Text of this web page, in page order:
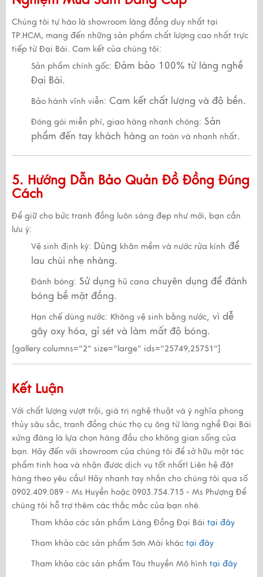
Chúng tôi tự hào là showroom làng đồng duy nhất tại
TP.HCM, mang đến những sản phẩm chất lượng cao nhất trực
tiếp từ Đại Bái. Cam kết của chúng tôi:
Sản phẩm chính gốc: Đảm bảo 100% từ làng nghề
Đại Bái.
Bảo hành vĩnh viễn: Cam kết chất lượng và độ bền.
Đóng gói miễn phí, giao hàng nhanh chóng: Sản
phẩm đến tay khách hàng an toàn và nhanh nhất.
5. Hướng Dẫn Bảo Quản Đồ Đồng Đúng
Cách
Để giữ cho bức tranh đồng luôn sáng đẹp như mới, bạn cần
lưu ý:
Vệ sinh định kỳ: Dùng khăn mềm và nước rửa kính để
lau chùi nhẹ nhàng.
Đánh bóng: Sử dụng hũ cana chuyên dụng để đánh
bóng bề mặt đồng.
Hạn chế dùng nước: Không vệ sinh bằng nước, vì dễ
gây oxy hóa, gỉ sét và làm mất độ bóng.
[gallery columns="2" size="large" ids="25749,25751"]
Kết Luận
Với chất lượng vượt trội, giá trị nghệ thuật và ý nghĩa phong
thủy sâu sắc, tranh đồng chúc thọ cụ ông từ làng nghề Đại Bái
xứng đáng là lựa chọn hàng đầu cho không gian sống của
bạn. Hãy đến với showroom của chúng tôi để sở hữu một tác
phẩm tinh hoa và nhận được dịch vụ tốt nhất! Liên hệ đặt
hàng theo yêu cầu! Hãy nhanh tay nhắn cho chúng tôi qua số
0902.409.089 - Ms Huyền hoặc 0903.754.715 - Ms Phượng Để
chúng tôi hỗ trợ thêm các thắc mắc của bạn nhé.
Tham khảo các sản phẩm Làng Đồng Đại Bái tại đây
Tham khảo các sản phẩm Sơn Mài khác tại đây
Tham khảo các sản phẩm Tàu thuyền Mô hình tại đây